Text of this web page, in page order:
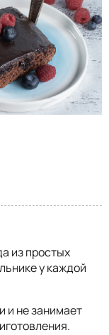
из простых
у каждой
и не занимает